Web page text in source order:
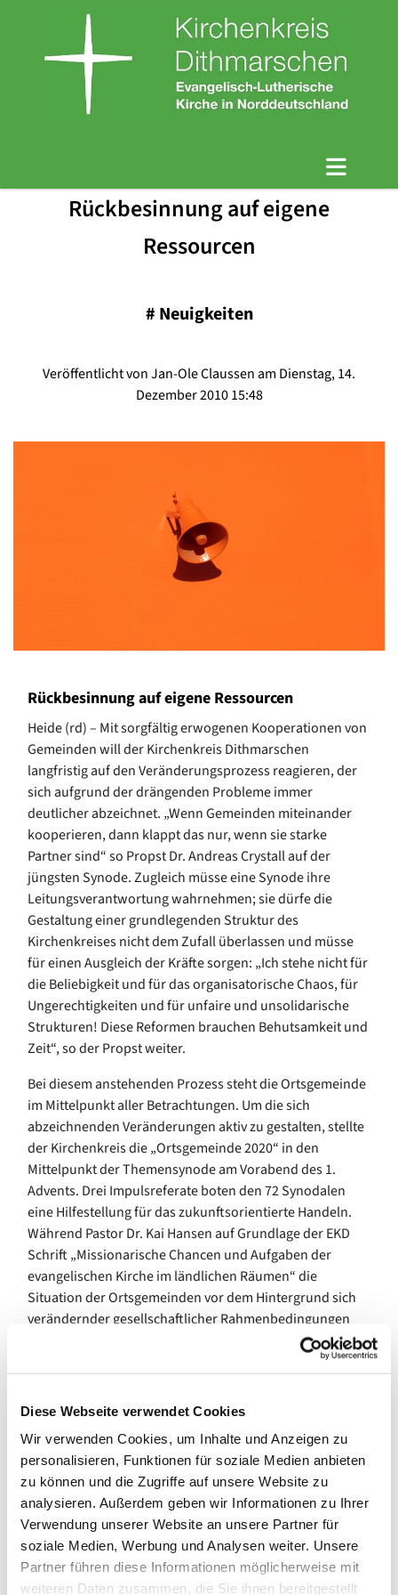
Diese Webseite verwendet Cookies
Wir verwenden Cookies, um Inhalte und Anzeigen zu
personalisieren, Funktionen für soziale Medien anbieten
zu können und die Zugriffe auf unsere Website zu
analysieren. Außerdem geben wir Informationen zu Ihrer
Verwendung unserer Website an unsere Partner für
soziale Medien, Werbung und Analysen weiter. Unsere
Partner führen diese Informationen möglicherweise mit
weiteren Daten zusammen, die Sie ihnen bereitgestellt
Rückbesinnung auf eigene
Ressourcen
# Neuigkeiten
Veröffentlicht von Jan-Ole Claussen am Dienstag, 14.
Dezember 2010 15:48
Rückbesinnung auf eigene Ressourcen
Heide (rd) – Mit sorgfältig erwogenen Kooperationen von
Gemeinden will der Kirchenkreis Dithmarschen
langfristig auf den Veränderungsprozess reagieren, der
sich aufgrund der drängenden Probleme immer
deutlicher abzeichnet. „Wenn Gemeinden miteinander
kooperieren, dann klappt das nur, wenn sie starke
Partner sind“ so Propst Dr. Andreas Crystall auf der
jüngsten Synode. Zugleich müsse eine Synode ihre
Leitungsverantwortung wahrnehmen; sie dürfe die
Gestaltung einer grundlegenden Struktur des
Kirchenkreises nicht dem Zufall überlassen und müsse
für einen Ausgleich der Kräfte sorgen: „Ich stehe nicht für
die Beliebigkeit und für das organisatorische Chaos, für
Ungerechtigkeiten und für unfaire und unsolidarische
Strukturen! Diese Reformen brauchen Behutsamkeit und
Zeit“, so der Propst weiter.
Bei diesem anstehenden Prozess steht die Ortsgemeinde
im Mittelpunkt aller Betrachtungen. Um die sich
abzeichnenden Veränderungen aktiv zu gestalten, stellte
der Kirchenkreis die „Ortsgemeinde 2020“ in den
Mittelpunkt der Themensynode am Vorabend des 1.
Advents. Drei Impulsreferate boten den 72 Synodalen
eine Hilfestellung für das zukunftsorientierte Handeln.
Während Pastor Dr. Kai Hansen auf Grundlage der EKD
Schrift „Missionarische Chancen und Aufgaben der
evangelischen Kirche im ländlichen Räumen“ die
Situation der Ortsgemeinden vor dem Hintergrund sich
verändernder gesellschaftlicher Rahmenbedingungen
skizzierte, berichtete Pastorin Ulrike Brand-Saß vom
Nordelbischen Gemeindedienst über ihre Erfahrungen
Gemeindeentwicklungsprozessen. Einen Blick von außen
Gemeindepastor aus der Sicht der Ökumene. Bei allen
Vorträgen wurde deutlich, dass eine Ortsgemeinde die
klare Vision braucht, wofür sie eigentlich da ist und
welche vorrangigen Aufgaben in ihrer spezifischen
Situation geleistet werden können. „Es wird zu
schmerzhaften Einschnitten und Abschieden kommen“
so Moderator Pastor Dietrich Waack, im Kirchenkreis